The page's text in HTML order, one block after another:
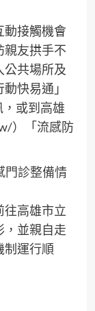
動接觸機會
親友拱手不
公共場所及
快易通」
或到高雄
）「流感防
往高雄市立
，並親自走
制運行順